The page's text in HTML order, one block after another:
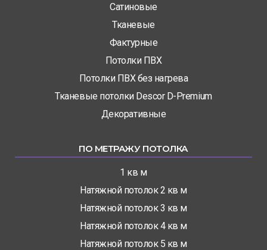
Сатиновые
Тканевые
Фактурные
Потолки ПВХ
Потолки ПВХ без нагрева
Тканевые потолки Descor D-Premium
Декоративные
ПО МЕТРАЖУ ПОТОЛКА
1 кв м
Натяжной потолок 2 кв м
Натяжной потолок 3 кв м
Натяжной потолок 4 кв м
Натяжной потолок 5 кв м